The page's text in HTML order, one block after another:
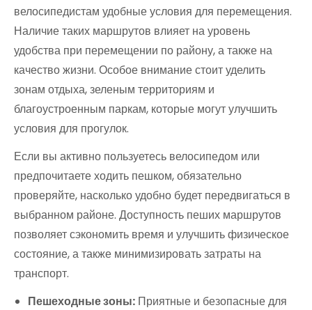
велосипедистам удобные условия для перемещения.
Наличие таких маршрутов влияет на уровень
удобства при перемещении по району, а также на
качество жизни. Особое внимание стоит уделить
зонам отдыха, зеленым территориям и
благоустроенным паркам, которые могут улучшить
условия для прогулок.
Если вы активно пользуетесь велосипедом или
предпочитаете ходить пешком, обязательно
проверяйте, насколько удобно будет передвигаться в
выбранном районе. Доступность пеших маршрутов
позволяет сэкономить время и улучшить физическое
состояние, а также минимизировать затраты на
транспорт.
Пешеходные зоны: Приятные и безопасные для